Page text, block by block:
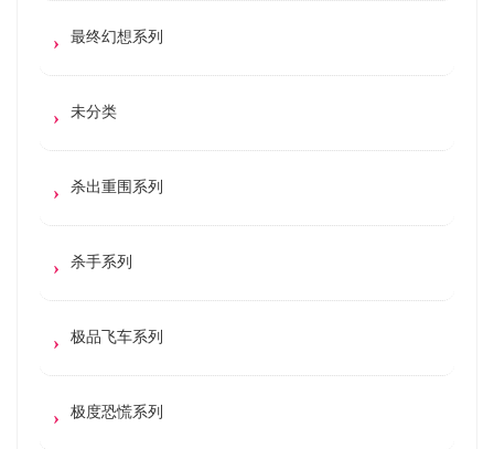
最终幻想系列
未分类
杀出重围系列
杀手系列
极品飞车系列
极度恐慌系列